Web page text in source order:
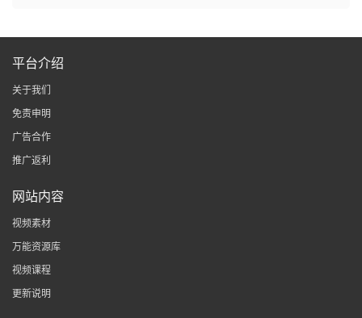
平台介绍
关于我们
免责申明
广告合作
推广返利
网站内容
视频素材
万能资源库
视频课程
更新说明